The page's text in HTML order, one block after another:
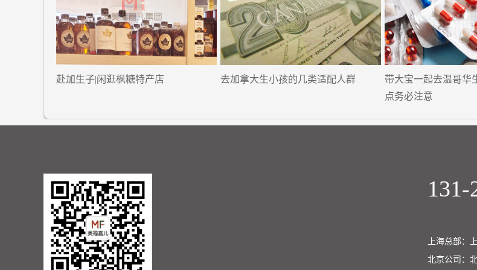
赴加生子|闲逛枫糖特产店 去加拿大生小孩的几类适配人群
带大宝一起去温哥华
点务必注意
131-
上海总部：
北京公司：